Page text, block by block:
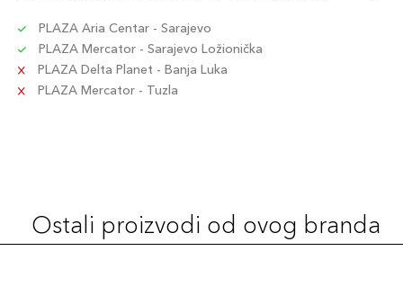
PLAZA Aria Centar - Sarajevo
PLAZA Mercator - Sarajevo Ložionička
PLAZA Delta Planet - Banja Luka
PLAZA Mercator - Tuzla
Ostali proizvodi od ovog branda